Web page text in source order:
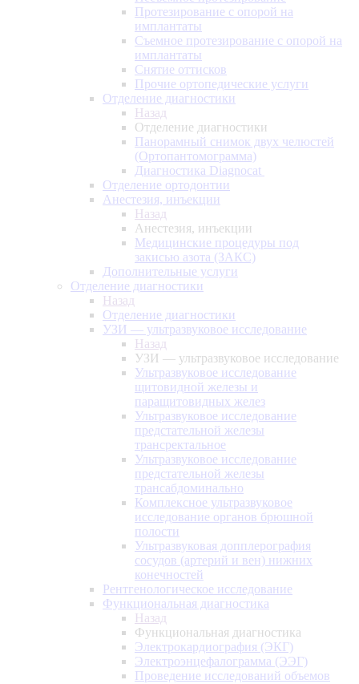
Протезирование с опорой на
имплантаты
Съемное протезирование с опорой на
имплантаты
Снятие оттисков
Прочие ортопедические услуги
Отделение диагностики
Назад
Отделение диагностики
Панорамный снимок двух челюстей
(Ортопантомограмма)
Диагностика Diagnocat
Отделение ортодонтии
Анестезия, инъекции
Назад
Анестезия, инъекции
Медицинские процедуры под
закисью азота (ЗАКС)
Дополнительные услуги
Отделение диагностики
Назад
Отделение диагностики
УЗИ — ультразвуковое исследование
Назад
УЗИ — ультразвуковое исследование
Ультразвуковое исследование
щитовидной железы и
паращитовидных желез
Ультразвуковое исследование
предстательной железы
трансректальное
Ультразвуковое исследование
предстательной железы
трансабдоминально
Комплексное ультразвуковое
исследование органов брюшной
полости
Ультразвуковая допплерография
сосудов (артерий и вен) нижних
конечностей
Рентгенологическое исследование
Функциональная диагностика
Назад
Функциональная диагностика
Электрокардиография (ЭКГ)
Электроэнцефалограмма (ЭЭГ)
Проведение исследований объемов